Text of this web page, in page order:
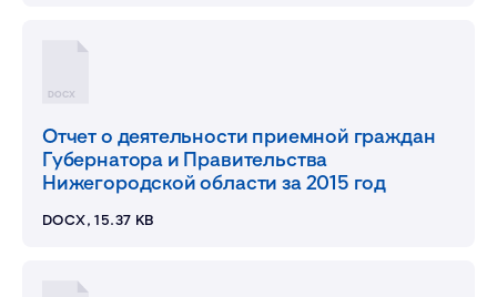
DOCX
Отчет о деятельности приемной граждан
Губернатора и Правительства
Нижегородской области за 2015 год
DOCX, 15.37 KB